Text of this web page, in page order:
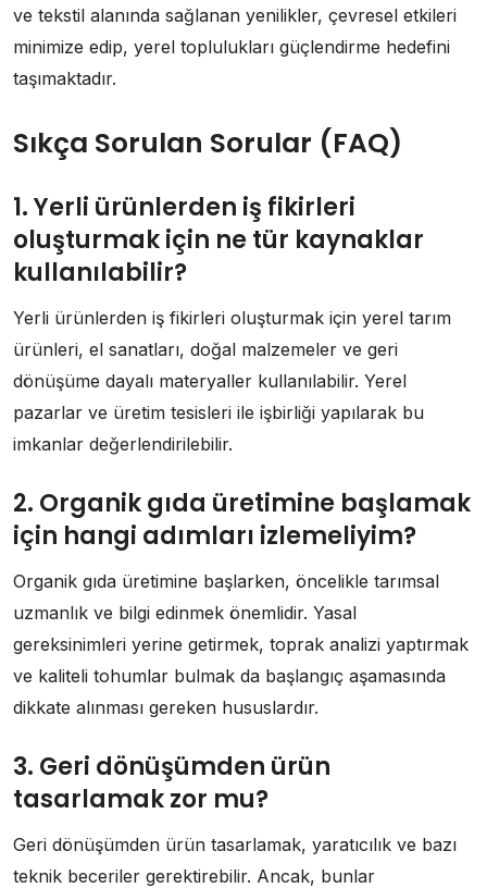
ve tekstil alanında sağlanan yenilikler, çevresel etkileri
minimize edip, yerel toplulukları güçlendirme hedefini
taşımaktadır.
Sıkça Sorulan Sorular (FAQ)
1. Yerli ürünlerden iş fikirleri
oluşturmak için ne tür kaynaklar
kullanılabilir?
Yerli ürünlerden iş fikirleri oluşturmak için yerel tarım
ürünleri, el sanatları, doğal malzemeler ve geri
dönüşüme dayalı materyaller kullanılabilir. Yerel
pazarlar ve üretim tesisleri ile işbirliği yapılarak bu
imkanlar değerlendirilebilir.
2. Organik gıda üretimine başlamak
için hangi adımları izlemeliyim?
Organik gıda üretimine başlarken, öncelikle tarımsal
uzmanlık ve bilgi edinmek önemlidir. Yasal
gereksinimleri yerine getirmek, toprak analizi yaptırmak
ve kaliteli tohumlar bulmak da başlangıç aşamasında
dikkate alınması gereken hususlardır.
3. Geri dönüşümden ürün
tasarlamak zor mu?
Geri dönüşümden ürün tasarlamak, yaratıcılık ve bazı
teknik beceriler gerektirebilir. Ancak, bunlar